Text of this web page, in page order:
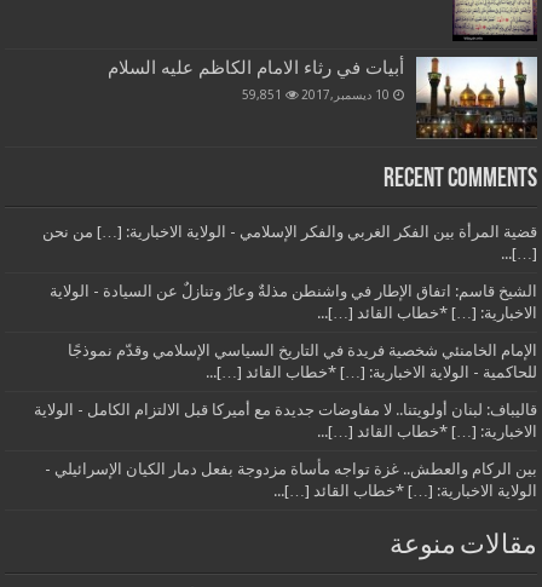
أبيات في رثاء الامام الكاظم عليه السلام
10 ديسمبر,2017 59,851
Recent Comments
قضية المرأة بين الفكر الغربي والفكر الإسلامي - الولاية الاخبارية: […] من نحن
[…]...
الشيخ قاسم: اتفاق الإطار في واشنطن مذلةٌ وعارٌ وتنازلٌ عن السيادة - الولاية
الاخبارية: […] *خطاب القائد […]...
الإمام الخامنئي شخصية فريدة في التاريخ السياسي الإسلامي وقدّم نموذجًا
للحاكمية - الولاية الاخبارية: […] *خطاب القائد […]...
قاليباف: لبنان أولويتنا.. لا مفاوضات جديدة مع أميركا قبل الالتزام الكامل - الولاية
الاخبارية: […] *خطاب القائد […]...
بين الركام والعطش.. غزة تواجه مأساة مزدوجة بفعل دمار الكيان الإسرائيلي -
الولاية الاخبارية: […] *خطاب القائد […]...
مقالات منوعة